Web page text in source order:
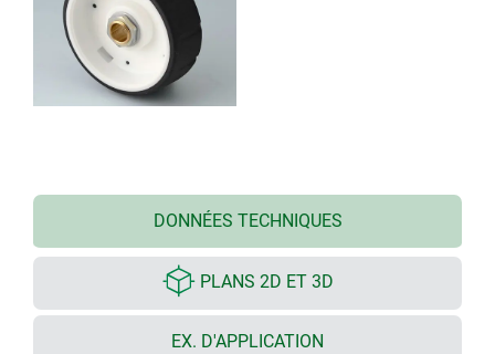
DONNÉES TECHNIQUES
PLANS 2D ET 3D
EX. D'APPLICATION